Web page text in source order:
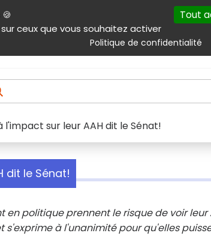
ceux que vous souhaitez activer
Tout
Politique de confidentialité
principal Autres
Produits & services Emploi Droit
l'impact sur leur AAH dit le Sénat!
dit le Sénat!
politique prennent le risque de voir leur
à l'unanimité pour qu'elles